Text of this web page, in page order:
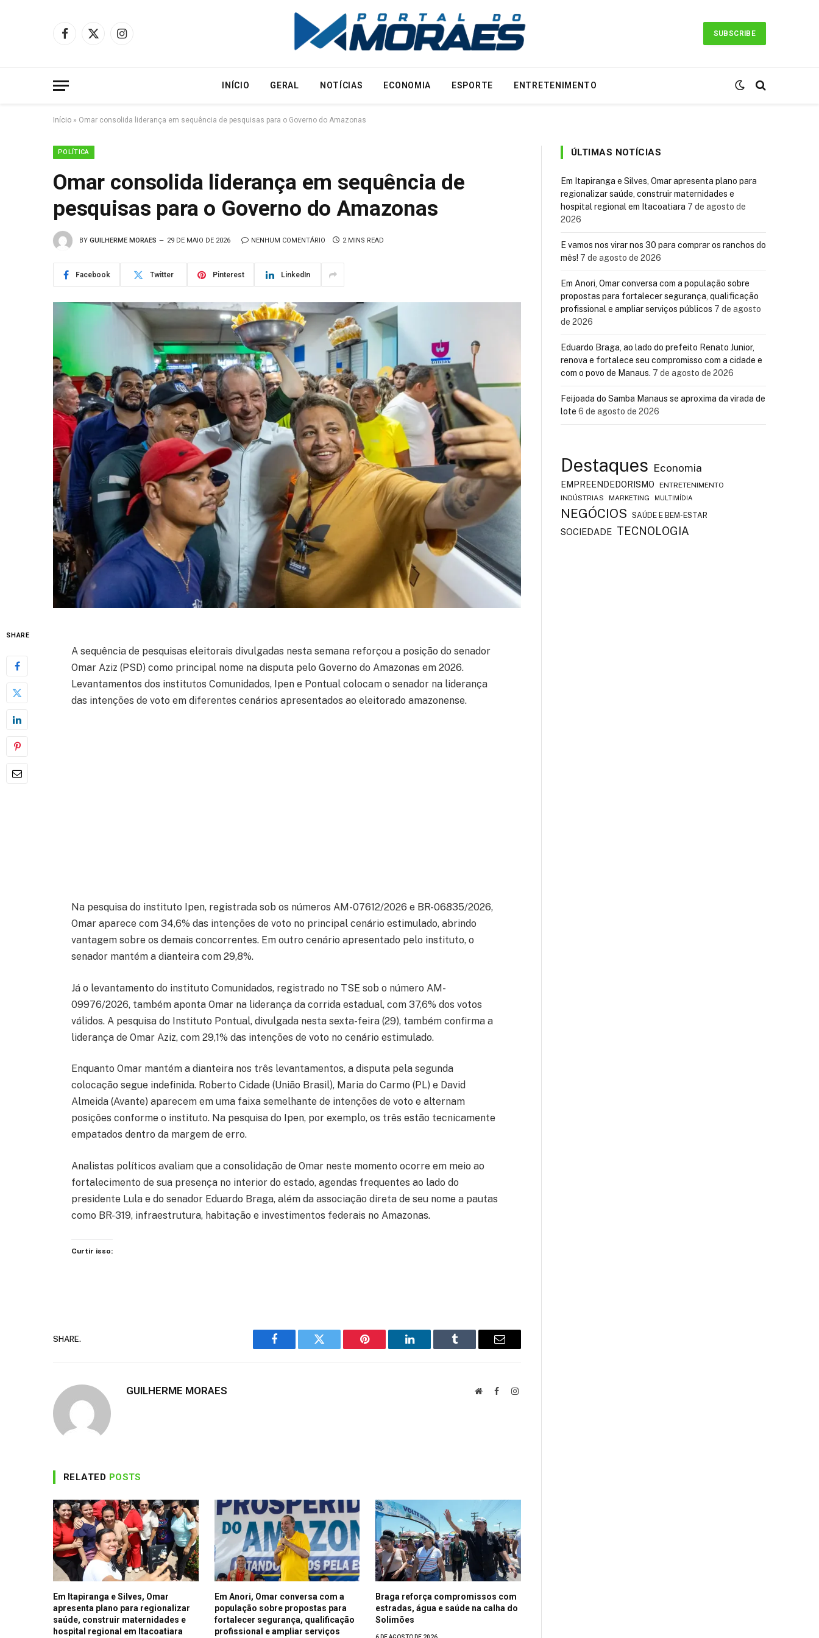
Facebook
X
Instagram
SUBSCRIBE
INÍCIO GERAL NOTÍCIAS ECONOMIA ESPORTE ENTRETENIMENTO
Início » Omar consolida liderança em sequência de pesquisas para o Governo do Amazonas
POLÍTICA
Omar consolida liderança em sequência de
pesquisas para o Governo do Amazonas
BY GUILHERME MORAES 29 DE MAIO DE 2026 NENHUM COMENTÁRIO 2 MINS READ
Facebook Twitter Pinterest LinkedIn
SHARE
A sequência de pesquisas eleitorais divulgadas nesta semana reforçou a posição do senador
Omar Aziz (PSD) como principal nome na disputa pelo Governo do Amazonas em 2026.
Levantamentos dos institutos Comunidados, Ipen e Pontual colocam o senador na liderança
das intenções de voto em diferentes cenários apresentados ao eleitorado amazonense.
Na pesquisa do instituto Ipen, registrada sob os números AM-07612/2026 e BR-06835/2026,
Omar aparece com 34,6% das intenções de voto no principal cenário estimulado, abrindo
vantagem sobre os demais concorrentes. Em outro cenário apresentado pelo instituto, o
senador mantém a dianteira com 29,8%.
Já o levantamento do instituto Comunidados, registrado no TSE sob o número AM-
09976/2026, também aponta Omar na liderança da corrida estadual, com 37,6% dos votos
válidos. A pesquisa do Instituto Pontual, divulgada nesta sexta-feira (29), também confirma a
liderança de Omar Aziz, com 29,1% das intenções de voto no cenário estimulado.
Enquanto Omar mantém a dianteira nos três levantamentos, a disputa pela segunda
colocação segue indefinida. Roberto Cidade (União Brasil), Maria do Carmo (PL) e David
Almeida (Avante) aparecem em uma faixa semelhante de intenções de voto e alternam
posições conforme o instituto. Na pesquisa do Ipen, por exemplo, os três estão tecnicamente
empatados dentro da margem de erro.
Analistas políticos avaliam que a consolidação de Omar neste momento ocorre em meio ao
fortalecimento de sua presença no interior do estado, agendas frequentes ao lado do
presidente Lula e do senador Eduardo Braga, além da associação direta de seu nome a pautas
como BR-319, infraestrutura, habitação e investimentos federais no Amazonas.
Curtir isso:
SHARE.
Facebook Twitter Pinterest LinkedIn Tumblr Email
GUILHERME MORAES WebsiteFacebookInstagram
RELATED POSTS
Em Itapiranga e Silves, Omar
apresenta plano para regionalizar
saúde, construir maternidades e
hospital regional em Itacoatiara
Em Anori, Omar conversa com a
população sobre propostas para
fortalecer segurança, qualificação
profissional e ampliar serviços
Braga reforça compromissos com
estradas, água e saúde na calha do
Solimões
ÚLTIMAS NOTÍCIAS
Em Itapiranga e Silves, Omar apresenta plano para
regionalizar saúde, construir maternidades e
hospital regional em Itacoatiara 7 de agosto de
2026
E vamos nos virar nos 30 para comprar os ranchos do
mês! 7 de agosto de 2026
Em Anori, Omar conversa com a população sobre
propostas para fortalecer segurança, qualificação
profissional e ampliar serviços públicos 7 de agosto
de 2026
Eduardo Braga, ao lado do prefeito Renato Junior,
renova e fortalece seu compromisso com a cidade e
com o povo de Manaus. 7 de agosto de 2026
Feijoada do Samba Manaus se aproxima da virada de
lote 6 de agosto de 2026
Destaques Economia
EMPREENDEDORISMO
ENTRETENIMENTO
INDÚSTRIAS
MARKETING MULTIMÍDIA
NEGÓCIOS SAÚDE E BEM-ESTAR
SOCIEDADE TECNOLOGIA